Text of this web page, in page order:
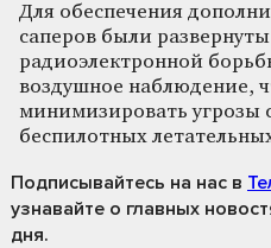
Для обеспечения
саперов были
радиоэлектронной
воздушное наблюдение,
минимизировать угрозы
беспилотных
Подписывайтесь на нас в
узнавайте о главных
дня.